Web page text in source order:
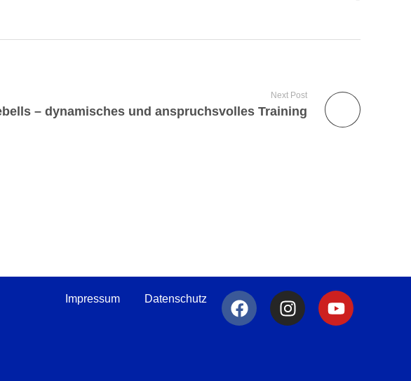
Next Post
– dynamisches und anspruchsvolles Training
Impressum Datenschutz